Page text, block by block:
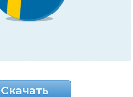
Скачать